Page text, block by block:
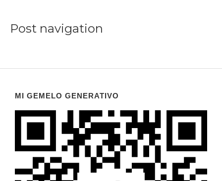
Post navigation
MI GEMELO GENERATIVO